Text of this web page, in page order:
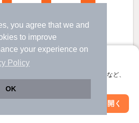
you agree that we and
to improve
your experience on
Policy
OK
て、サクサクお部屋探し
使える。マップ検索やお気に入り保存など、
アプリを開く
絞り込み条件を変更